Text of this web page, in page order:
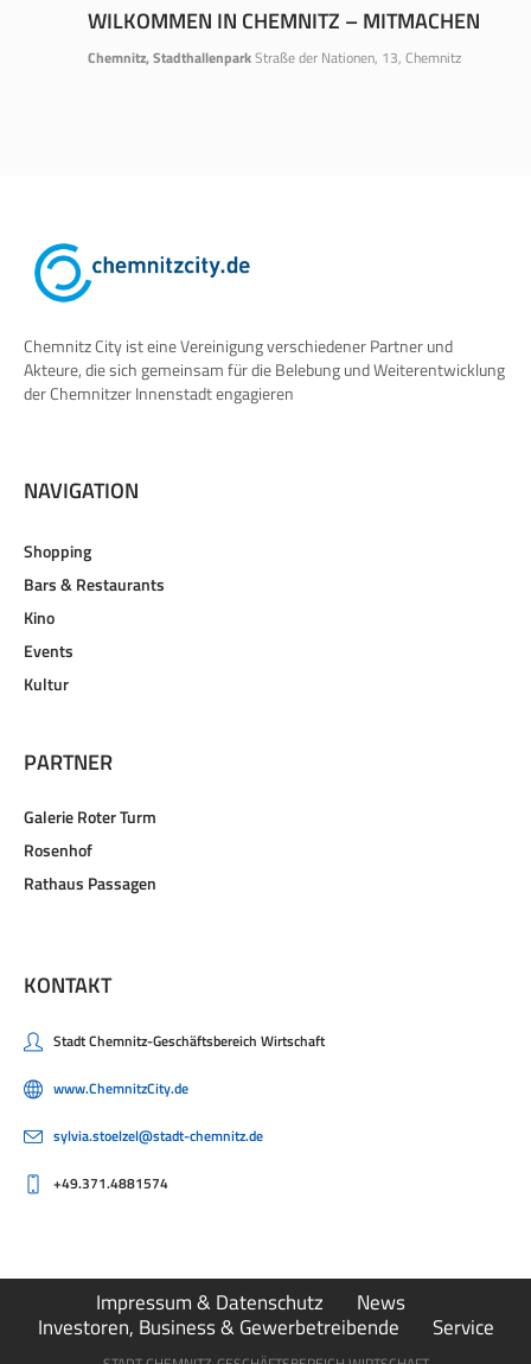
WILKOMMEN IN CHEMNITZ – MITMACHEN
Chemnitz, StadthallenparkStraße der Nationen, 13, Chemnitz
Chemnitz City ist eine Vereinigung verschiedener Partner und
Akteure, die sich gemeinsam für die Belebung und Weiterentwicklung
der Chemnitzer Innenstadt engagieren
NAVIGATION
Shopping
Bars & Restaurants
Kino
Events
Kultur
PARTNER
Galerie Roter Turm
Rosenhof
Rathaus Passagen
KONTAKT
Stadt Chemnitz-Geschäftsbereich Wirtschaft
www.ChemnitzCity.de
sylvia.stoelzel@stadt-chemnitz.de
+49.371.4881574
Impressum & Datenschutz
News
Investoren, Business & Gewerbetreibende
Service